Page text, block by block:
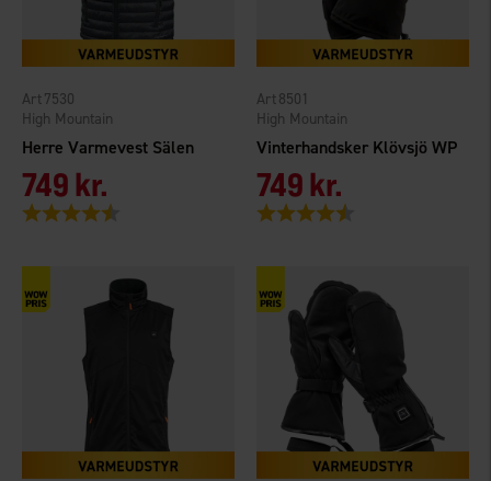
Herre Varmevest Sälen
High Mountain
7530
749 kr.
Vurdering:
Vinterhandsker Klövsjö WP
High Mountain
8501
749 kr.
Vurdering: